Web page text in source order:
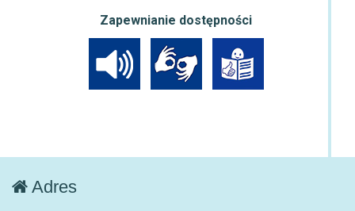
Zapewnianie dostępności
Adres